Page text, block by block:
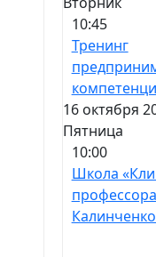
10:45
Тренинг
16 октября
Пятница
10:00
Школа
профессора